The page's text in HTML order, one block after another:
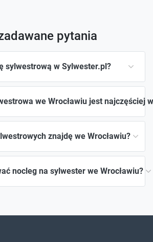
pytania
sylwestrową w Sylwester.pl?
we Wrocławiu jest najczęściej
znajdę we Wrocławiu?
nocleg na sylwester we Wrocławiu?